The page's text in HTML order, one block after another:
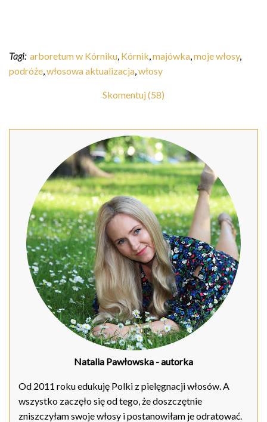
Tagi: arboretum w Kórniku, Kórnik,majówka,moje włosy,
podróże,włosowa aktualizacja,włosy
Skomentuj (58)
Natalia Pawłowska - autorka
Od 2011 roku edukuję Polki z pielęgnacji włosów. A
wszystko zaczęło się od tego, że doszczętnie
zniszczyłam swoje włosy i postanowiłam je odratować.